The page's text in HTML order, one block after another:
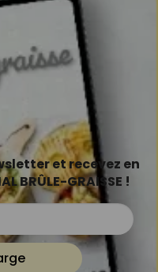
et recevez en
BRÛLE-GRAISSE !